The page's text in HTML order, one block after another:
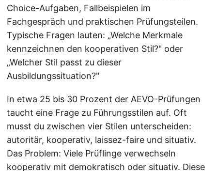
Choice-Aufgaben, Fallbeispielen im
Fachgespräch und praktischen Prüfungsteilen.
Typische Fragen lauten: „Welche Merkmale
kennzeichnen den kooperativen Stil?" oder
„Welcher Stil passt zu dieser
Ausbildungssituation?"
In etwa 25 bis 30 Prozent der AEVO-Prüfungen
taucht eine Frage zu Führungsstilen auf. Oft
musst du zwischen vier Stilen unterscheiden:
autoritär, kooperativ, laissez-faire und situativ.
Das Problem: Viele Prüflinge verwechseln
kooperativ mit demokratisch oder situativ. Diese